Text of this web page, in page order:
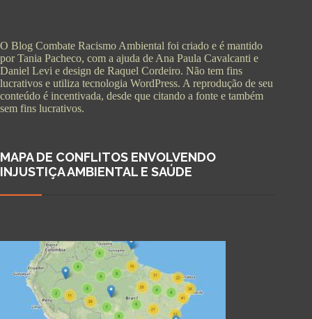
O Blog Combate Racismo Ambiental foi criado e é mantido
por Tania Pacheco, com a ajuda de Ana Paula Cavalcanti e
Daniel Levi e design de Raquel Cordeiro. Não tem fins
lucrativos e utiliza tecnologia WordPress. A reprodução de seu
conteúdo é incentivada, desde que citando a fonte e também
sem fins lucrativos.
MAPA DE CONFLITOS ENVOLVENDO
INJUSTIÇA AMBIENTAL E SAÚDE